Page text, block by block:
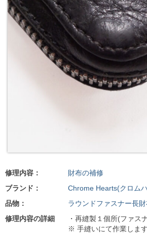
修理内容：
財布の補修
ブランド：
Chrome Hearts(クロム
品物：
ラウンドファスナー長
修理内容の詳細
・再縫製１個所(ファス
※ 手縫いにて作業します